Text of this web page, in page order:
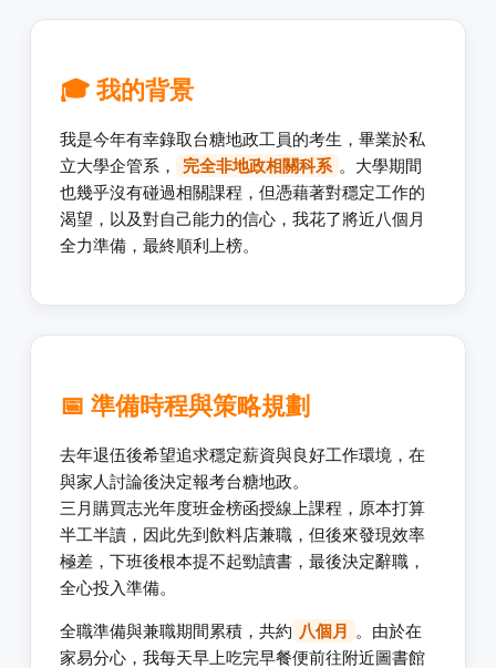
🎓 我的背景
我是今年有幸錄取台糖地政工員的考生，畢業於私
立大學企管系，
完全非地政相關科系 。大學期間
也幾乎沒有碰過相關課程，但憑藉著對穩定工作的
渴望，以及對自己能力的信心，我花了將近八個月
全力準備，最終順利上榜。
📅 準備時程與策略規劃
去年退伍後希望追求穩定薪資與良好工作環境，在
與家人討論後決定報考台糖地政。
三月購買志光年度班金榜函授線上課程，原本打算
半工半讀，因此先到飲料店兼職，但後來發現效率
極差，下班後根本提不起勁讀書，最後決定辭職，
全心投入準備。
全職準備與兼職期間累積，共約 八個月
。由於在
家易分心，我每天早上吃完早餐便前往附近圖書館